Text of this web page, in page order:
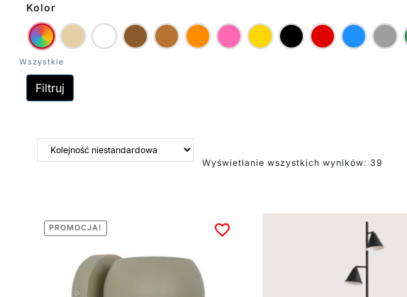
Kolor
Filtruj
Wyświetlanie wszystkich wyników: 39
PROMOCJA!